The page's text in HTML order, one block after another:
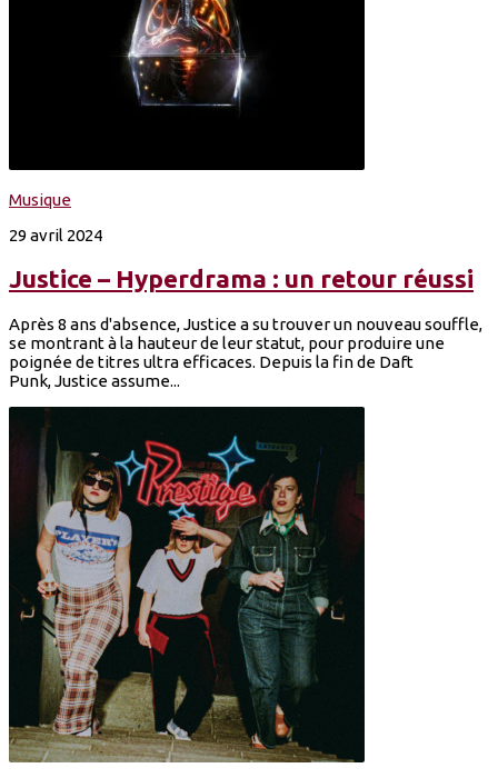
Musique
29 avril 2024
Justice – Hyperdrama : un retour réussi
Après 8 ans d'absence, Justice a su trouver un nouveau souffle,
se montrant à la hauteur de leur statut, pour produire une
poignée de titres ultra efficaces. Depuis la fin de Daft
Punk, Justice assume...